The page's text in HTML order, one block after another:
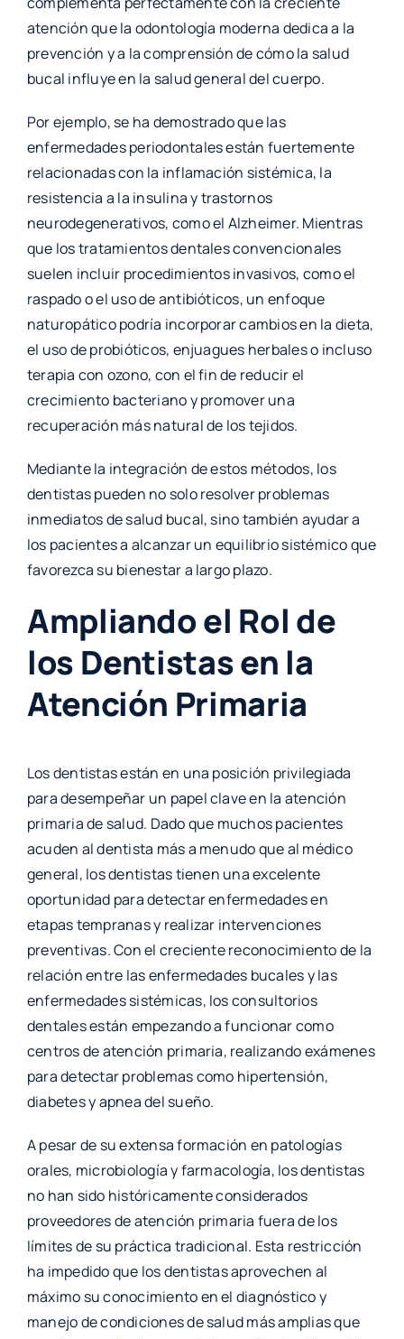
atención que la odontología moderna dedica a la
prevención y a la comprensión de cómo la salud
bucal influye en la salud general del cuerpo.
Por ejemplo, se ha demostrado que las
enfermedades periodontales están fuertemente
relacionadas con la inflamación sistémica, la
resistencia a la insulina y trastornos
neurodegenerativos, como el Alzheimer. Mientras
que los tratamientos dentales convencionales
suelen incluir procedimientos invasivos, como el
raspado o el uso de antibióticos, un enfoque
naturopático podría incorporar cambios en la dieta,
el uso de probióticos, enjuagues herbales o incluso
terapia con ozono, con el fin de reducir el
crecimiento bacteriano y promover una
recuperación más natural de los tejidos.
Mediante la integración de estos métodos, los
dentistas pueden no solo resolver problemas
inmediatos de salud bucal, sino también ayudar a
los pacientes a alcanzar un equilibrio sistémico que
favorezca su bienestar a largo plazo.
Ampliando el Rol de
los Dentistas en la
Atención Primaria
Los dentistas están en una posición privilegiada
para desempeñar un papel clave en la atención
primaria de salud. Dado que muchos pacientes
acuden al dentista más a menudo que al médico
general, los dentistas tienen una excelente
oportunidad para detectar enfermedades en
etapas tempranas y realizar intervenciones
preventivas. Con el creciente reconocimiento de la
relación entre las enfermedades bucales y las
enfermedades sistémicas, los consultorios
dentales están empezando a funcionar como
centros de atención primaria, realizando exámenes
para detectar problemas como hipertensión,
diabetes y apnea del sueño.
A pesar de su extensa formación en patologías
orales, microbiología y farmacología, los dentistas
no han sido históricamente considerados
proveedores de atención primaria fuera de los
límites de su práctica tradicional. Esta restricción
ha impedido que los dentistas aprovechen al
máximo su conocimiento en el diagnóstico y
manejo de condiciones de salud más amplias que